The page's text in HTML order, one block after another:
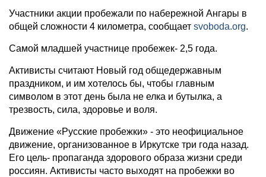
Участники акции пробежали по набережной Ангары в
общей сложности 4 километра, сообщает svoboda.org.
Самой младшей участнице пробежек- 2,5 года.
Активисты считают Новый год общедержавным
праздником, и им хотелось бы, чтобы главным
символом в этот день была не елка и бутылка, а
трезвость, сила, здоровье и воля.
Движение «Русские пробежки» - это неофициальное
движение, организованное в Иркутске три года назад.
Его цель- пропаганда здорового образа жизни среди
россиян. Активисты часто выходят на пробежки во